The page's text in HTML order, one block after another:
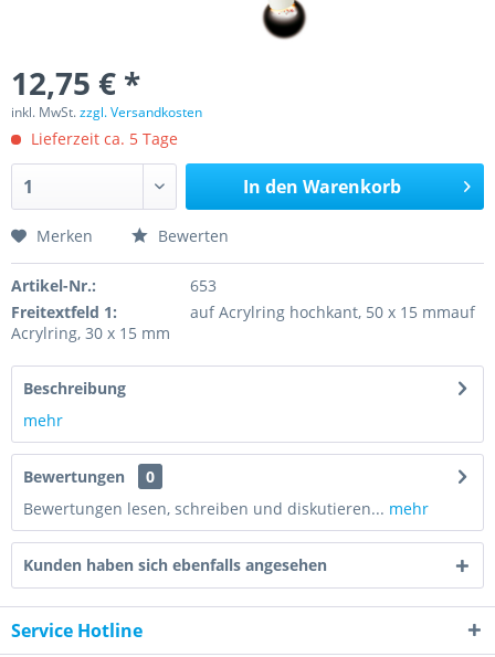
12,75 € *
inkl. MwSt.zzgl. Versandkosten
Lieferzeit ca. 5 Tage
In den Warenkorb
Merken Bewerten
Artikel-Nr.:
653
Freitextfeld 1:
auf Acrylring hochkant, 50 x 15 mmauf
Acrylring, 30 x 15 mm
Beschreibung
mehr
Bewertungen
0
Bewertungen lesen, schreiben und diskutieren... mehr
Kunden haben sich ebenfalls angesehen
Service Hotline